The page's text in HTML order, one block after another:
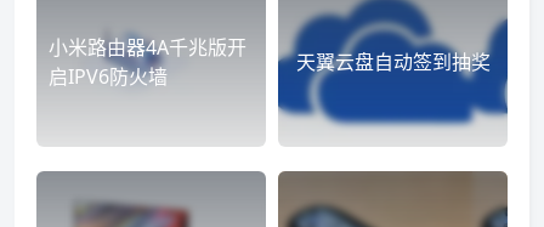
小米路由器4A千兆版开
启IPV6防火墙
天翼云盘自动签到抽奖